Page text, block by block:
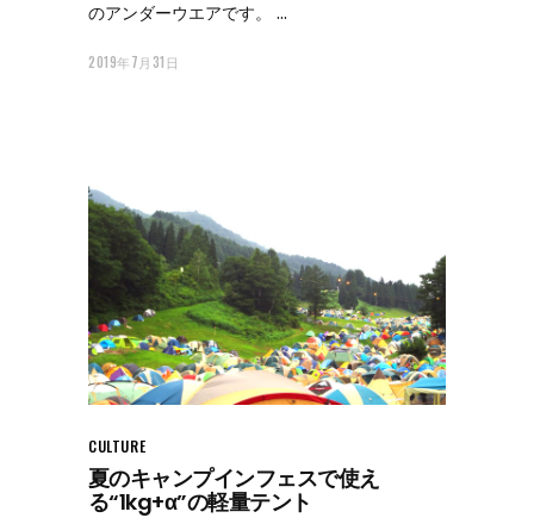
のアンダーウエアです。
2019年7月31日
CULTURE
夏のキャンプインフェスで使え
る“1kg+α”の軽量テント